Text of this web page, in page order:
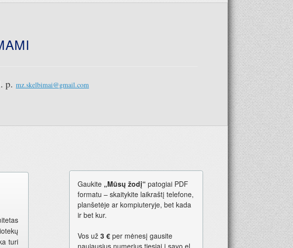
p. mz.skelbimai@gmail.com
turi
Gaukite „Mūsų žodį“ patogiai PDF
formatu – skaitykite laikraštį telefone,
planšetėje ar kompiuteryje, bet kada
ir bet kur.
Vos už 3 €per mėnesį gausite
naujausius numerius tiesiai į savo el.